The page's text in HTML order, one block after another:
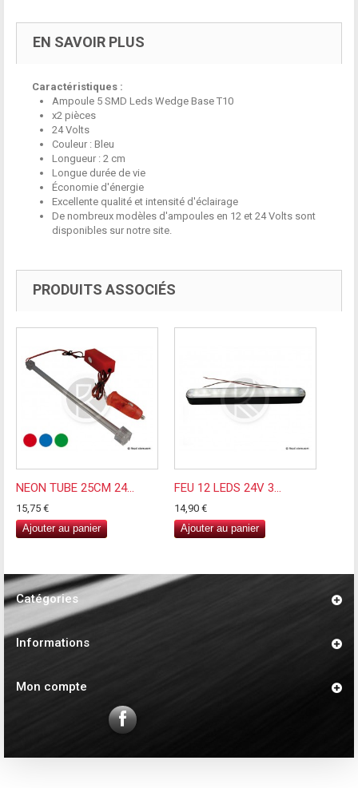
EN SAVOIR PLUS
Caractéristiques :
Ampoule 5 SMD Leds Wedge Base T10
x2 pièces
24 Volts
Couleur : Bleu
Longueur : 2 cm
Longue durée de vie
Économie d'énergie
Excellente qualité et intensité d'éclairage
De nombreux modèles d'ampoules en 12 et 24 Volts sont
disponibles sur notre site.
PRODUITS ASSOCIÉS
NEON TUBE 25CM 24...
15,75 €
Ajouter au panier
FEU 12 LEDS 24V 3...
14,90 €
Ajouter au panier
Catégories
Informations
Mon compte